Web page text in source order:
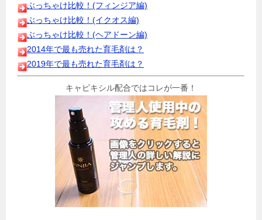
ぶっちゃけ比較！(フィンジア編)
ぶっちゃけ比較！(イクオス編)
ぶっちゃけ比較！(ヘアドーン編)
2014年で最も売れた育毛剤は？
2019年で最も売れた育毛剤は？
キャピキシル配合ではコレが一番！